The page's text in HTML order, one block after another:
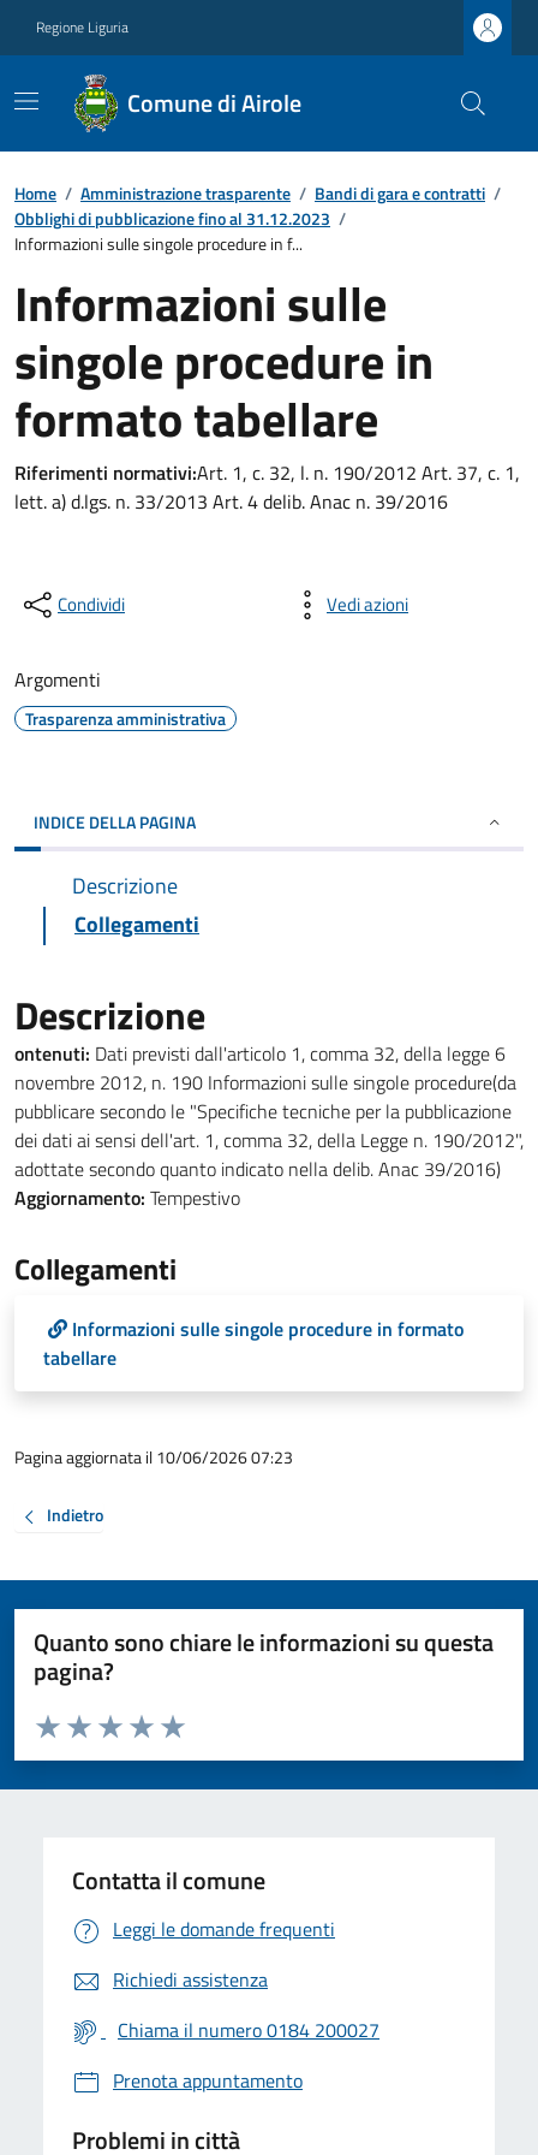
Regione Liguria
Comune di Airole
Home / Amministrazione trasparente / Bandi di gara e contratti /
Obblighi di pubblicazione fino al 31.12.2023 /
Informazioni sulle singole procedure in f...
Informazioni sulle
singole procedure in
formato tabellare
Riferimenti normativi:Art. 1, c. 32, l. n. 190/2012 Art. 37, c. 1,
lett. a) d.lgs. n. 33/2013 Art. 4 delib. Anac n. 39/2016
Condividi Vedi azioni
Argomenti
Trasparenza amministrativa
INDICE DELLA PAGINA
Descrizione
Collegamenti
Descrizione
ontenuti: Dati previsti dall'articolo 1, comma 32, della legge 6
novembre 2012, n. 190 Informazioni sulle singole procedure(da
pubblicare secondo le "Specifiche tecniche per la pubblicazione
dei dati ai sensi dell'art. 1, comma 32, della Legge n. 190/2012",
adottate secondo quanto indicato nella delib. Anac 39/2016)
Aggiornamento: Tempestivo
Collegamenti
Informazioni sulle singole procedure in formato
tabellare
Pagina aggiornata il 10/06/2026 07:23
Indietro
Quanto sono chiare le informazioni su questa
pagina?
Valuta da 1 a 5 stelle la pagina
Valuta 5 stelle su 5
Valuta 4 stelle su 5
Valuta 3 stelle su 5
Valuta 2 stelle su 5
Valuta 1 stelle su 5
Contatta il comune
Leggi le domande frequenti
Richiedi assistenza
Chiama il numero 0184 200027
Prenota appuntamento
Problemi in città